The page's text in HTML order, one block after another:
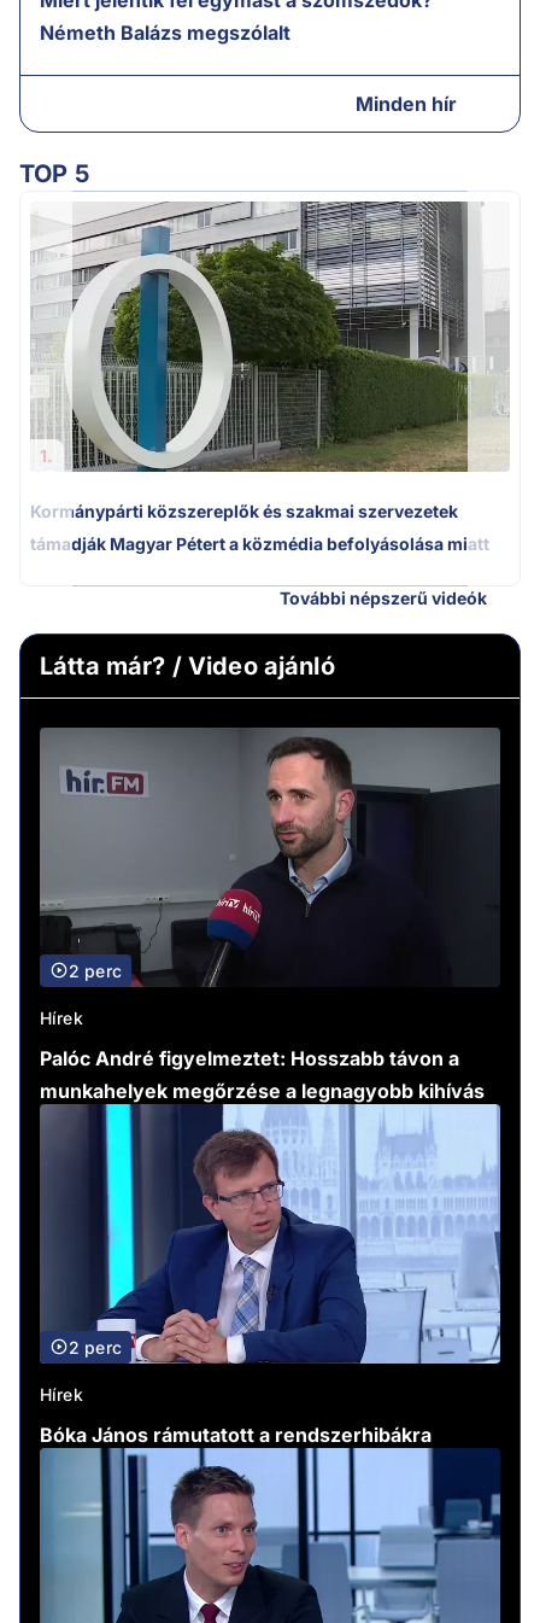
Németh Balázs megszólalt
Minden hír
TOP 5
1.
Kormánypárti közszereplők és szakmai szervezetek
támadják Magyar Pétert a közmédia befolyásolása miatt
További népszerű videók
Látta már? / Video ajánló
2 perc
Hírek
Palóc André figyelmeztet: Hosszabb távon a
munkahelyek megőrzése a legnagyobb kihívás
2 perc
Hírek
Bóka János rámutatott a rendszerhibákra